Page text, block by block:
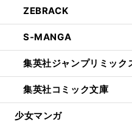
ZEBRACK
S-MANGA
集英社ジャンプリミック
集英社コミック文庫
少女マンガ